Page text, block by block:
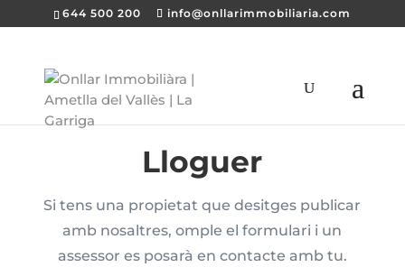
644 500 200 info@onllarimmobiliaria.com
Lloguer
Si tens una propietat que desitges publicar
amb nosaltres, omple el formulari i un
assessor es posarà en contacte amb tu.